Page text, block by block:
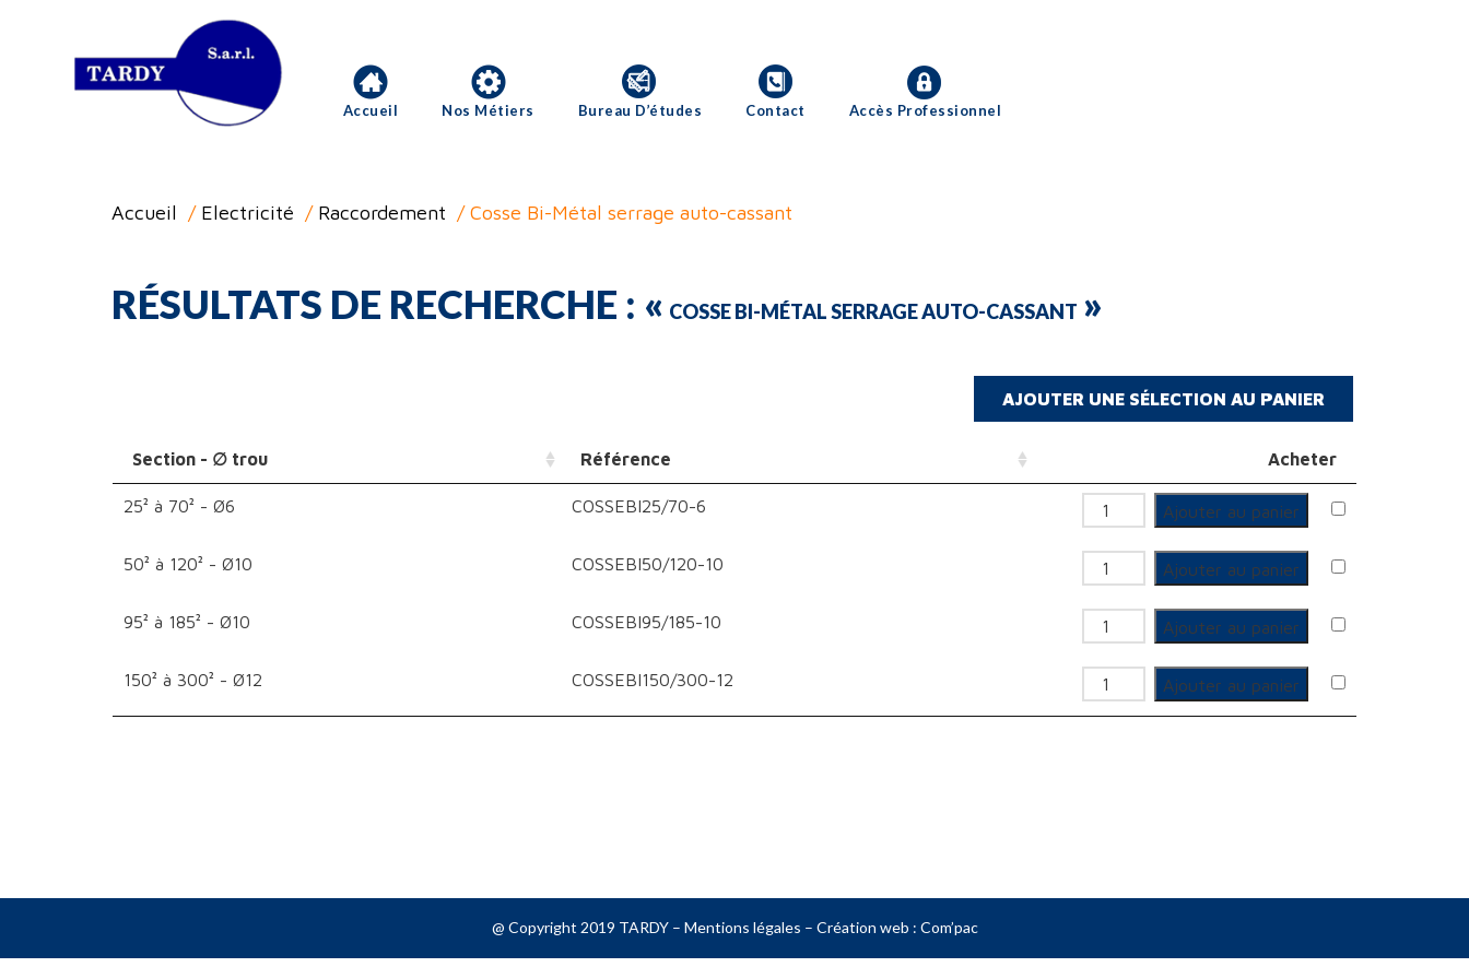
Accueil Nos Métiers Bureau D’études Contact Accès Professionnel
Accueil / Electricité / Raccordement / Cosse Bi-Métal serrage auto-cassant
RÉSULTATS DE RECHERCHE : « COSSE BI-MÉTAL SERRAGE AUTO-CASSANT »
Section - ∅ trou Référence Acheter
25² à 70² - Ø6 COSSEBI25/70-6 quantité de Cosse Bi-Métal serrage
Ajouter au panier
50² à 120² - Ø10 COSSEBI50/120-10 quantité de Cosse Bi-Métal serrage
Ajouter au panier
95² à 185² - Ø10 COSSEBI95/185-10 quantité de Cosse Bi-Métal serrage
Ajouter au panier
150² à 300² - Ø12 COSSEBI150/300-12 quantité de Cosse Bi-Métal serrage
Ajouter au panier
@ Copyright 2019 TARDY – Mentions légales – Création web : Com’pac